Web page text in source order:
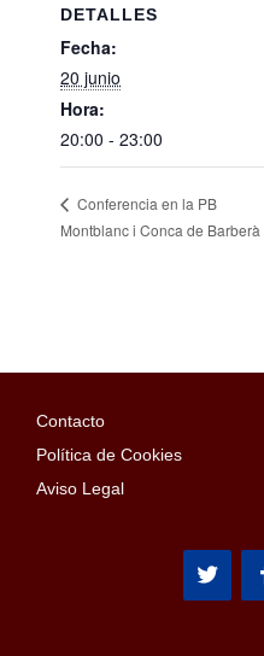
DETALLES
Fecha:
20 junio
Hora:
20:00 - 23:00
Conferencia en la PB
Montblanc i Conca de Barberà
Contacto
Política de Cookies
Aviso Legal